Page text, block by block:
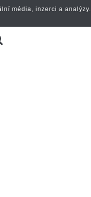
média, inzerci a analýzy.